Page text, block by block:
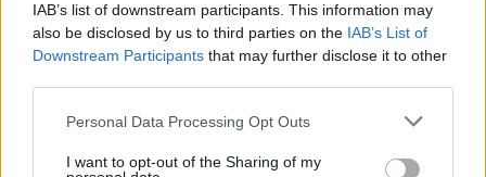
IAB’s list of downstream participants. This information may
also be disclosed by us to third parties on the IAB’s List of
Downstream Participants that may further disclose it to other
Personal Data Processing Opt Outs
I want to opt-out of the Sharing of my